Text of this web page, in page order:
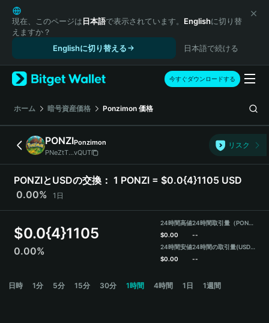
English
日本語
Tiếng Việt
Español (Latinoamérica)
Türkçe
Français
Deutsch
简体中文
繁體中文
Português (Portugal)
Bahasa Indonesia
ภาษาไทย
हिन्दी
Español
Português (Brasil)
現在、このページは日本語で表示されています。 Englishに切り替
えますか？
Englishに切り替える
日本語で続ける
今すぐダウンロードする
ホーム 暗号資産価格 Ponzimon 価格
PONZIPonzimon
PNeZtT...vQUT
リスク
PONZIとUSDの交換： 1 PONZI = $0.0{4}1105 USD
0.00%
1日
$0.0{4}1105
0.00%
24時間高値
$0.00
24時間安値
$0.00
24時間取引量（PONZI）
--
24時間の取引量(USDT)
--
日時 1分 5分 15分 30分 1時間 4時間 1日 1週間